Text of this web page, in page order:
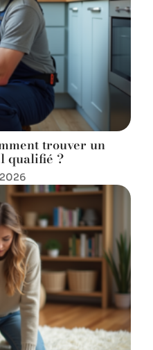
trouver un
qualifié ?
2026